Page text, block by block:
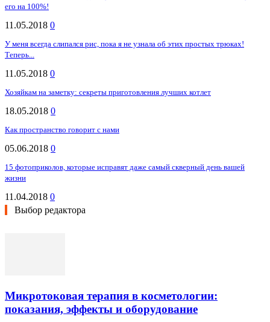
его на 100%!
11.05.2018 0
У меня всегда слипался рис, пока я не узнала об этих простых трюках!
Теперь...
11.05.2018 0
Хозяйкам на заметку: секреты приготовления лучших котлет
18.05.2018 0
Как пространство говорит с нами
05.06.2018 0
15 фотоприколов, которые исправят даже самый скверный день вашей
жизни
11.04.2018 0
Выбор редактора
Микротоковая терапия в косметологии:
показания, эффекты и оборудование